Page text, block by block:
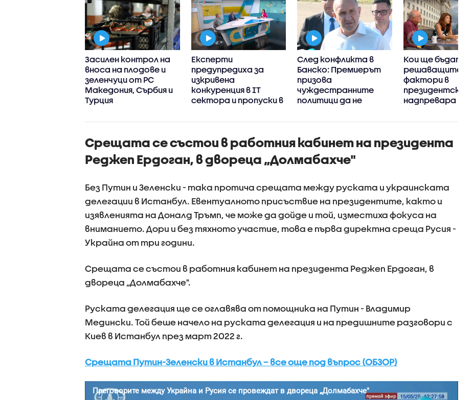
Засилен контрол на
вноса на плодове и
зеленчуци от РС
Македония, Сърбия и
Турция
Експерти
предупредиха за
изкривена
конкуренция в IT
сектора и пропуски в
на държавата
След конфликта в
Банско: Премиерът
призова
чуждестранните
политици да не
оценките за България
Кои ще бъдат
решаващите
фактори в
президентската
надпревара
Срещата се състои в работния кабинет на президента
Реджеп Ердоган, в двореца „Долмабахче"
Без Путин и Зеленски - така протича срещата между руската и украинската
делегации в Истанбул. Евентуалното присъствие на президентите, както и
изявленията на Доналд Тръмп, че може да дойде и той, изместиха фокуса на
вниманието. Дори и без тяхното участие, това е първа директна среща Русия -
Украйна от три години.
Срещата се състои в работния кабинет на президента Реджеп Ердоган, в
двореца „Долмабахче".
Руската делегация ще се оглавява от помощника на Путин - Владимир
Медински. Той беше начело на руската делегация и на предишните разговори с
Киев в Истанбул през март 2022 г.
Срещата Путин-Зеленски в Истанбул – все още под въпрос (ОБЗОР)